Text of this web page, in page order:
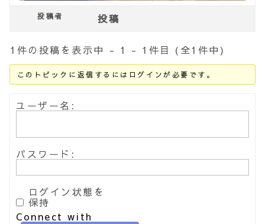
投稿者 投稿
1件の投稿を表示中 - 1 - 1件目 (全1件中)
このトピックに返信するにはログインが必要です。
ユーザー名:
パスワード:
ログイン状態を
保持
Connect with